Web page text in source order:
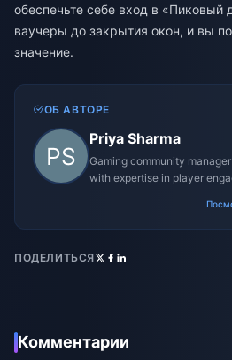
обеспечьте себе вход в «Пиковый
ваучеры до закрытия окон, и вы
значение.
ОБ АВТОРЕ
Priya Sharma
Gaming community
with expertise in player
ПОДЕЛИТЬСЯ
Комментарии